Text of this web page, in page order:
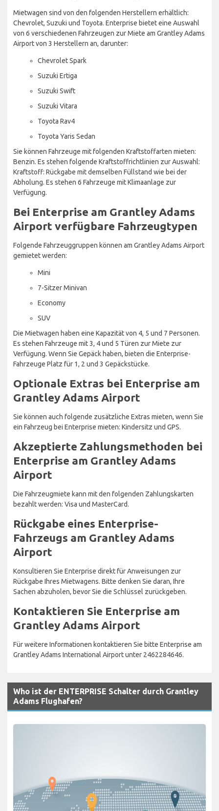
Mietwagen sind von den folgenden Herstellern erhältlich:
Chevrolet, Suzuki und Toyota. Enterprise bietet eine Auswahl
von 6 verschiedenen Fahrzeugen zur Miete am Grantley Adams
Airport von 3 Herstellern an, darunter:
Chevrolet Spark
Suzuki Ertiga
Suzuki Swift
Suzuki Vitara
Toyota Rav4
Toyota Yaris Sedan
Sie können Fahrzeuge mit folgenden Kraftstoffarten mieten:
Benzin. Es stehen folgende Kraftstoffrichtlinien zur Auswahl:
Kraftstoff: Rückgabe mit demselben Füllstand wie bei der
Abholung. Es stehen 6 Fahrzeuge mit Klimaanlage zur
Verfügung.
Bei Enterprise am Grantley Adams
Airport verfügbare Fahrzeugtypen
Folgende Fahrzeuggruppen können am Grantley Adams Airport
gemietet werden:
Mini
7-Sitzer Minivan
Economy
SUV
Die Mietwagen haben eine Kapazität von 4, 5 und 7 Personen.
Es stehen Fahrzeuge mit 3, 4 und 5 Türen zur Miete zur
Verfügung. Wenn Sie Gepäck haben, bieten die Enterprise-
Fahrzeuge Platz für 1, 2 und 3 Gepäckstücke.
Optionale Extras bei Enterprise am
Grantley Adams Airport
Sie können auch folgende zusätzliche Extras mieten, wenn Sie
ein Fahrzeug bei Enterprise mieten: Kindersitz und GPS.
Akzeptierte Zahlungsmethoden bei
Enterprise am Grantley Adams
Airport
Die Fahrzeugmiete kann mit den folgenden Zahlungskarten
bezahlt werden: Visa und MasterCard.
Rückgabe eines Enterprise-
Fahrzeugs am Grantley Adams
Airport
Konsultieren Sie Enterprise direkt für Anweisungen zur
Rückgabe Ihres Mietwagens. Bitte denken Sie daran, Ihre
Sachen abzuholen, bevor Sie die Schlüssel zurückgeben.
Kontaktieren Sie Enterprise am
Grantley Adams Airport
Für weitere Informationen kontaktieren Sie bitte Enterprise am
Grantley Adams International Airport unter 2462284646.
Who ist der ENTERPRISE Schalter durch Grantley
Adams Flughafen?